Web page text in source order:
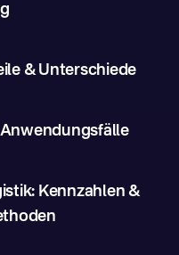
& Unterschiede
Kennzahlen &